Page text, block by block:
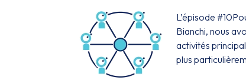
L’épisode
Bianchi, nous
activités
plus